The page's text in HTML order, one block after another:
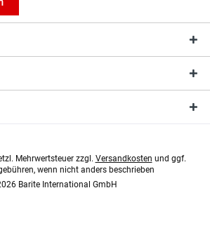
Mehrwertsteuer zzgl. Versandkosten und ggf.
wenn nicht anders beschrieben
Barite International GmbH